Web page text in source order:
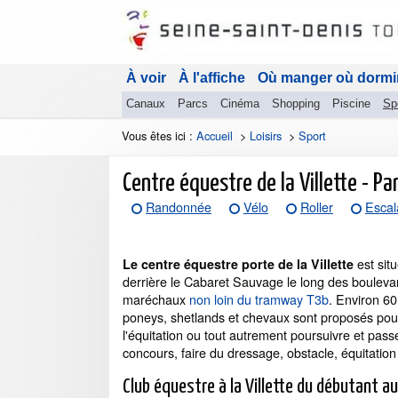
À voir À l'affiche Où manger où
Canaux Parcs Cinéma Shopping Piscine
Vous êtes ici : Accueil > Loisirs > Sport
Centre équestre de la Villette -
Randonnée Vélo Roller
Le centre équestre porte de la Villette est
derrière le Cabaret Sauvage le long des
maréchaux non loin du tramway T3b. Environ
poneys, shetlands et chevaux sont proposés
l'équitation ou tout autrement poursuivre et
concours, faire du dressage, obstacle,
Club équestre à la Villette du débutant